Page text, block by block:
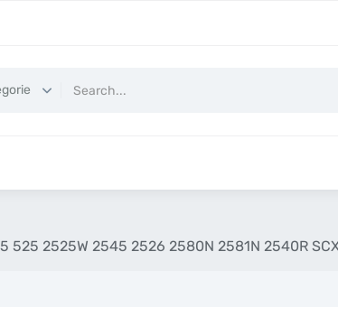
525 2525W 2545 2526 2580N 2581N 2540R